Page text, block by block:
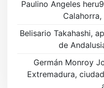
e
Paulino Angeles
Belisario Takahashi,
de
Germán Monroy
Extremadura,